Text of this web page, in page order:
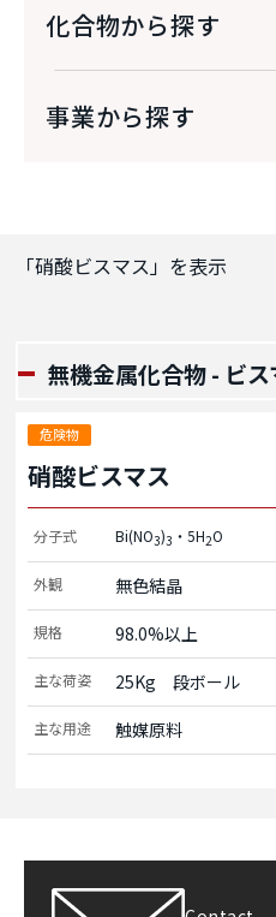
化合物から探す
事業から探す
「硝酸ビスマス」を表示
無機金属化合物 - ビ
危険物
硝酸ビスマス
分子式 Bi(NO3)3 ・5H2O
外観 無色結晶
規格 98.0%以上
主な荷姿 25Kg　段ボール
主な用途 触媒原料